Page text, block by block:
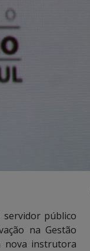
público
na Gestão
nova instrutora